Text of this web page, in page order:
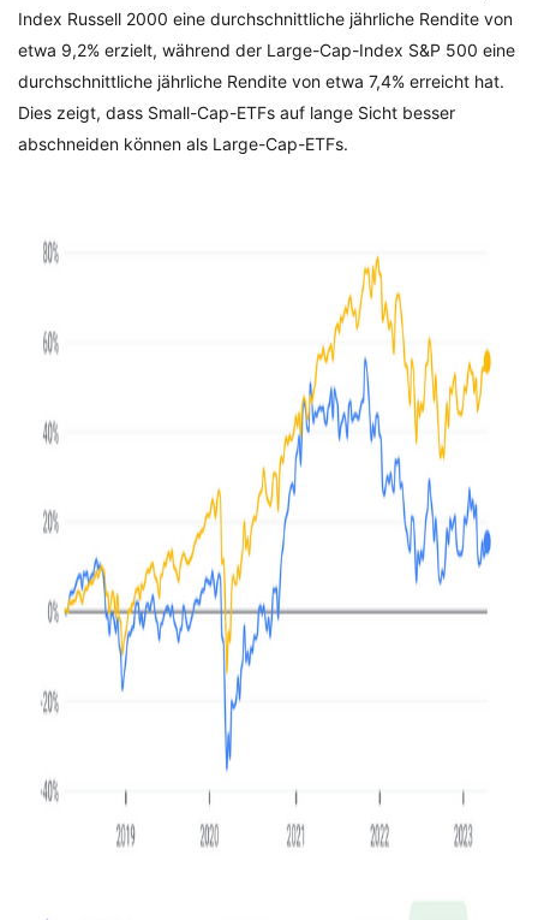
Index Russell 2000 eine durchschnittliche jährliche Rendite von
etwa 9,2% erzielt, während der Large-Cap-Index S&P 500 eine
durchschnittliche jährliche Rendite von etwa 7,4% erreicht hat.
Dies zeigt, dass Small-Cap-ETFs auf lange Sicht besser
abschneiden können als Large-Cap-ETFs.